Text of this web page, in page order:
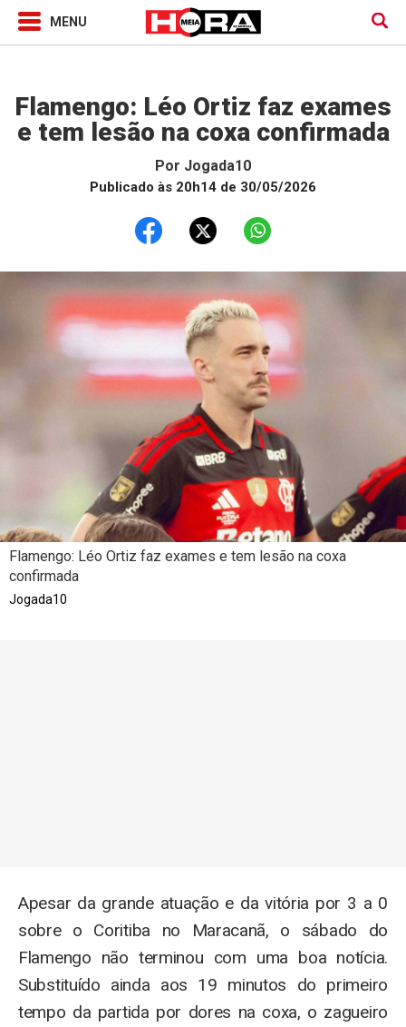
Flamengo: Léo Ortiz faz exames
e tem lesão na coxa confirmada
Por Jogada10
Publicado às 20h14 de 30/05/2026
Flamengo: Léo Ortiz faz exames e tem lesão na coxa
confirmada
Jogada10
Apesar da grande atuação e da vitória por 3 a 0
sobre o Coritiba no Maracanã, o sábado do
Flamengo não terminou com uma boa notícia.
Substituído ainda aos 19 minutos do primeiro
tempo da partida por dores na coxa, o zagueiro